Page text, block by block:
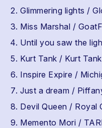
Glimmering lights /
Miss Marshal /
Until you saw the
Kurt Tank / Kurt Tank
Inspire Expire /
Just a dream /
Devil Queen / Royal
Memento Mori /